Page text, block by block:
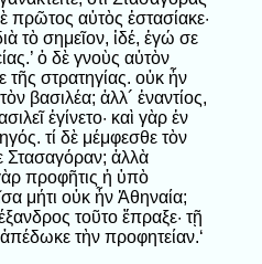
πρῶτος αὐτὸς ἐστασίακε·
τὸ σημεῖον, ἰδέ, ἐγώ σε
ὁ δὲ γνοὺς αὐτὸν
στρατηγίας. οὐκ ἦν
βασιλέα; ἀλλ´ ἐναντίος,
ἐγίνετο· καὶ γὰρ ἐν
τί δὲ μέμφεσθε τὸν
Στασαγόραν; ἀλλὰ
προφῆτις ἡ ὑπὸ
μήτι οὐκ ἦν Ἀθηναία;
τοῦτο ἔπραξε· τῇ
τὴν προφητείαν.‘